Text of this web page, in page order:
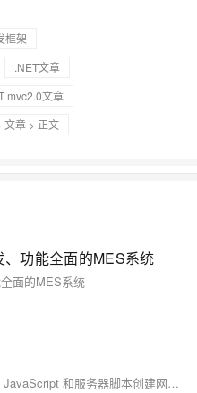
框架
.NET文章
mvc2.0文章
文章 > 正文
功能全面的MES系统
面的MES系统
ASP.NET 是一个使用 HTML、CSS、JavaScript 和服务器脚本创建网页和网站的开发框架。